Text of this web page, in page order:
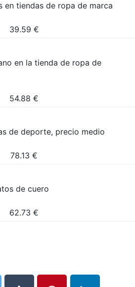
en tiendas de ropa de marca
39.59 €
en la tienda de ropa de
54.88 €
de deporte, precio medio
78.13 €
de cuero
62.73 €